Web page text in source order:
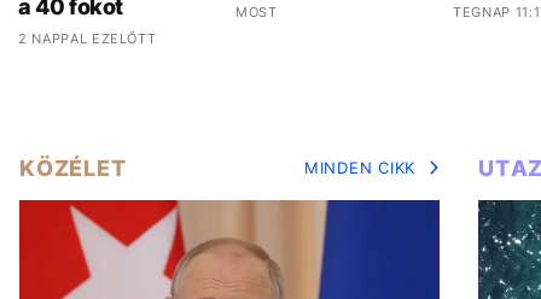
a 40 fokot
2 NAPPAL EZELŐTT
MOST TEGNAP
KÖZÉLET MINDEN CIKK